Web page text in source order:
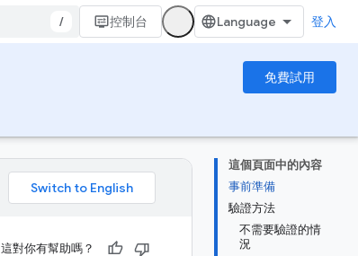
/ 控制台 登入
免費試用
這個頁面中的內容
事前準備
驗證方法
不需要驗證的情
況
這對你有幫助嗎？